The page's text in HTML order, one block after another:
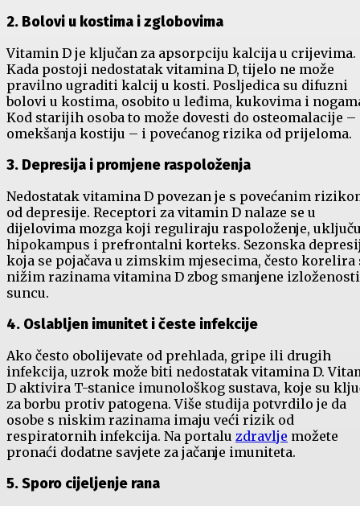
2. Bolovi u kostima i zglobovima
Vitamin D je ključan za apsorpciju kalcija u crijevima.
Kada postoji nedostatak vitamina D, tijelo ne može
pravilno ugraditi kalcij u kosti. Posljedica su difuzni
bolovi u kostima, osobito u leđima, kukovima i
Kod starijih osoba to može dovesti do osteomalacije –
omekšanja kostiju – i povećanog rizika od prijeloma.
3. Depresija i promjene raspoloženja
Nedostatak vitamina D povezan je s povećanim
od depresije. Receptori za vitamin D nalaze se u
dijelovima mozga koji reguliraju raspoloženje,
hipokampus i prefrontalni korteks. Sezonska
koja se pojačava u zimskim mjesecima, često korelira
nižim razinama vitamina D zbog smanjene izloženosti
suncu.
4. Oslabljen imunitet i česte infekcije
Ako često obolijevate od prehlada, gripe ili drugih
infekcija, uzrok može biti nedostatak vitamina D.
D aktivira T-stanice imunološkog sustava, koje su
za borbu protiv patogena. Više studija potvrdilo je da
osobe s niskim razinama imaju veći rizik od
respiratornih infekcija. Na portalu zdravlje možete
pronaći dodatne savjete za jačanje imuniteta.
5. Sporo cijeljenje rana